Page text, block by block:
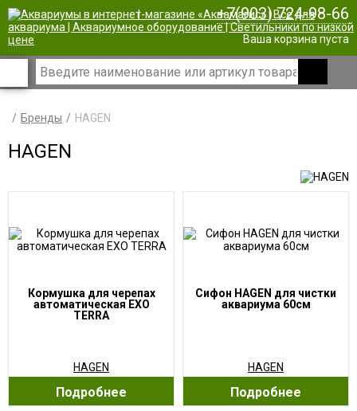
| +7(903) 724-98-66
Ваша корзина пуста
Бренды HAGEN
HAGEN
Кормушка для черепах
автоматическая EXO
TERRA
HAGEN
Подробнее
Сифон HAGEN для чистки
аквариума 60см
HAGEN
Подробнее